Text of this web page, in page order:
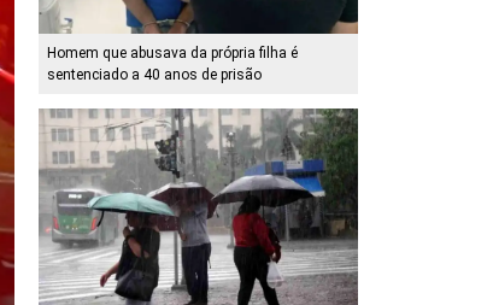
Homem que abusava da própria filha é
sentenciado a 40 anos de prisão